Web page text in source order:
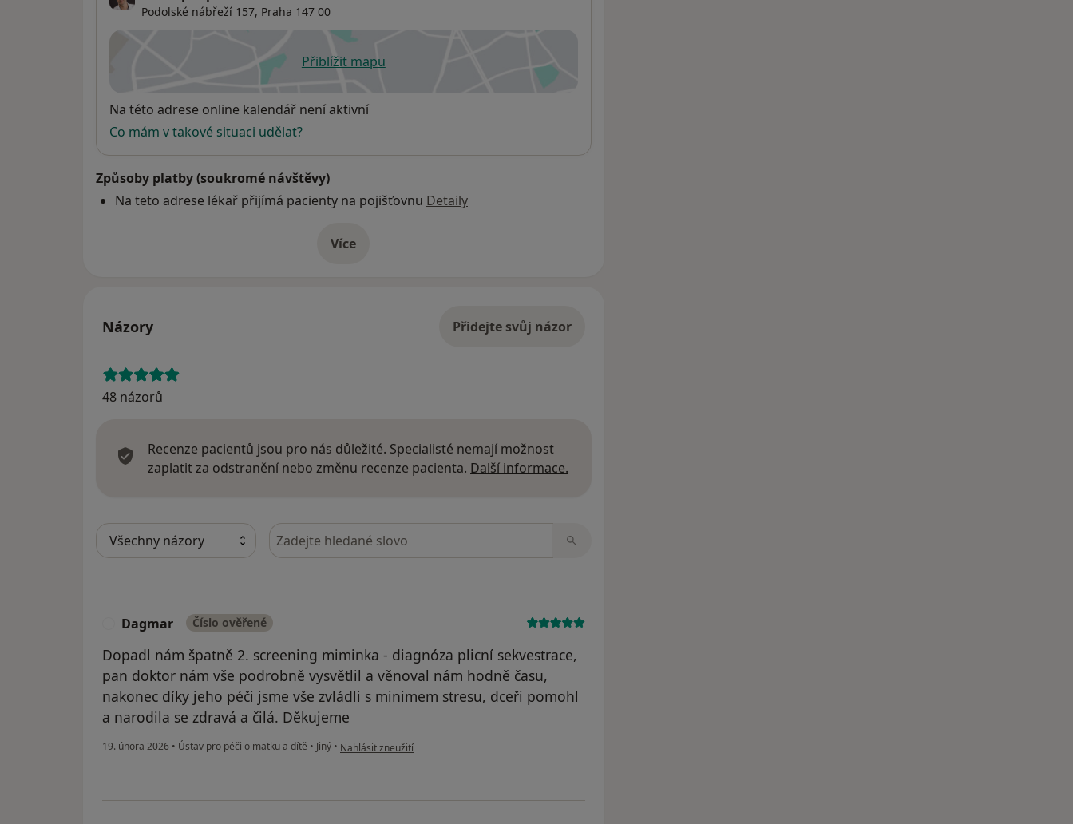
Podolské nábřeží 157, Praha 147 00
Přiblížit mapuse otevře v nové záložce
Dostupnost
Na této adrese online kalendář není aktivní
Co mám v takové situaci udělat?
Způsoby platby (soukromé návštěvy)
Na teto adrese lékař přijímá pacienty na pojišťovnu Detaily
Víceo adrese
Názory Přidejte svůj názor
48 názorů
Recenze pacientů jsou pro nás důležité. Specialisté nemají možnost
zaplatit za odstranění nebo změnu recenze pacienta. Další informace.
Hledejte v názorech
Dagmar Číslo ověřené
Dopadl nám špatně 2. screening miminka - diagnóza plicní sekvestrace,
pan doktor nám vše podrobně vysvětlil a věnoval nám hodně času,
nakonec díky jeho péči jsme vše zvládli s minimem stresu, dceři pomohl
a narodila se zdravá a čilá. Děkujeme
19. února 2026 • Ústav pro péči o matku a dítě • Jiný • podle názoru uživatele Dagmar
Nahlásit zneužití